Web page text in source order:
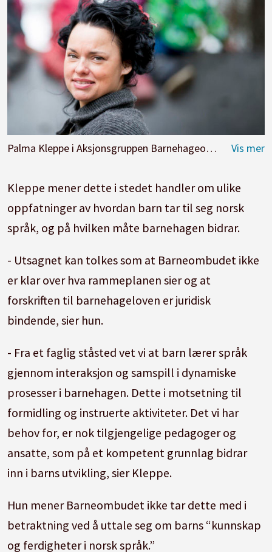
Palma Kleppe i Aksjonsgruppen Barnehageopprøret.
Kleppe mener dette i stedet handler om ulike
oppfatninger av hvordan barn tar til seg norsk
språk, og på hvilken måte barnehagen bidrar.
- Utsagnet kan tolkes som at Barneombudet ikke
er klar over hva rammeplanen sier og at
forskriften til barnehageloven er juridisk
bindende, sier hun.
- Fra et faglig ståsted vet vi at barn lærer språk
gjennom interaksjon og samspill i dynamiske
prosesser i barnehagen. Dette i motsetning til
formidling og instruerte aktiviteter. Det vi har
behov for, er nok tilgjengelige pedagoger og
ansatte, som på et kompetent grunnlag bidrar
inn i barns utvikling, sier Kleppe.
Hun mener Barneombudet ikke tar dette med i
betraktning ved å uttale seg om barns “kunnskap
og ferdigheter i norsk språk.”